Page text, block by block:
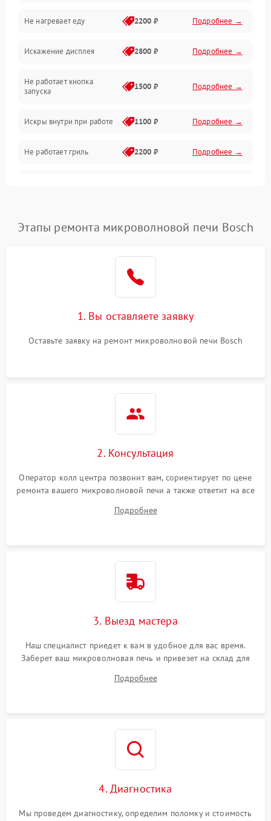
Механические повреждения
Питание и запуск
Нагрев и приготовление
Программное обеспечение
Не нагревает еду 2200 ₽ Подробнее →
Искажение дисплея 2800 ₽ Подробнее →
Не работает кнопка
запуска
1500 ₽ Подробнее →
Искры внутри при работе 1100 ₽ Подробнее →
Не работает гриль 2200 ₽ Подробнее →
Подробнее →
2200 ₽
Не работают сенсорные
1000 ₽
Этапы ремонта микроволновой печи Bosch
1. Вы оставляете заявку
Оставьте заявку на ремонт микроволновой печи Bosch
2. Консультация
Оператор колл центра позвонит вам, сориентирует по цене
ремонта вашего микроволновой печи а также ответит на все
Подробнее
3. Выезд мастера
Наш специалист приедет к вам в удобное для вас время.
Заберет ваш микроволновая печь и привезет на склад для
Подробнее
4. Диагностика
Мы проведем диагностику, определим поломку и стоимость